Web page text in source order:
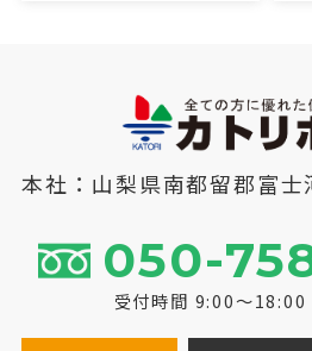
本社：山梨県南都留郡富
050-
受付時間 9:00～18:00